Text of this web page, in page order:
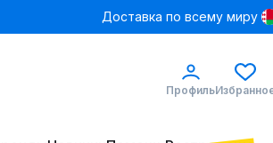
Доставка по всему миру
Профиль